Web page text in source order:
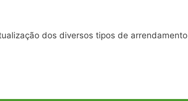
dos diversos tipos de arrendamento